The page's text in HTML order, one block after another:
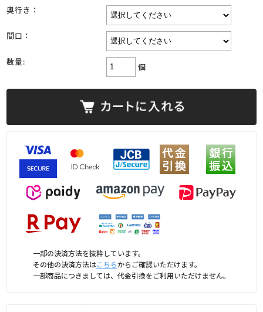
奥行き：
間口：
数量: 個
一部の決済方法を抜粋しています。
その他の決済方法はこちらからご確認いただけます。
一部商品につきましては、代金引換をご利用いただけません。